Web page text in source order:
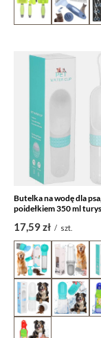
Butelka na wodę dla
poidełkiem 350 ml
17,59 zł / szt.